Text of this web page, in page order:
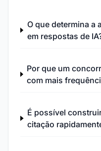
O que determina a
em respostas de
Por que um
com mais
É possível
citação